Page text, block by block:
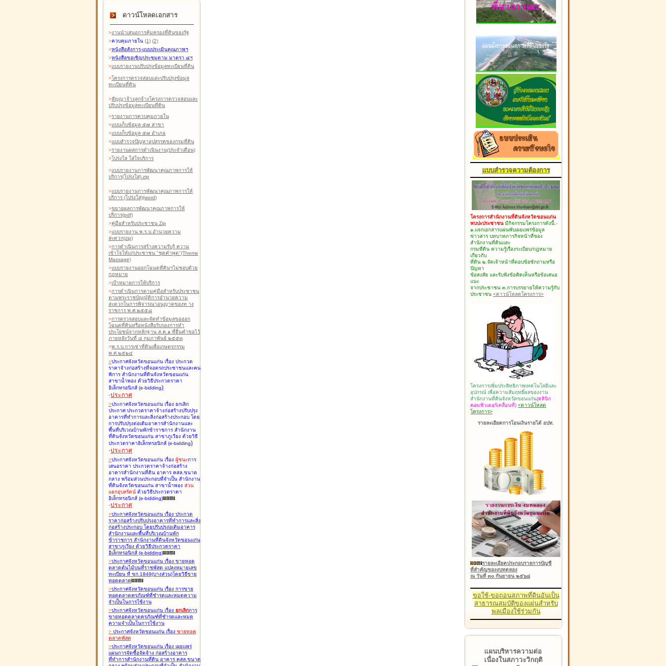
ดาวน์โหลดเอกสาร
>งานนำเสนอการคุ้มครองที่ดินของรัฐ
>ควบคุมภายใน (1) (2)
>หนังสือสังการ-แบบประเมินคุณภาพฯ
>หนังสือขอเชิญประชุมตาม มาตรา ๘ฯ
>แบบรายงานปรับปรุงข้อมูลทะเบียนที่ดิน
>โครงการตรวจสอบและปรับปรุงข้อมูล
ทะเบียนที่ดิน
>สัญญาจ้างลูกจ้างโครงการตรวจสอบและ
ปรับปรุงข้อมูลทะเบียนที่ดิน
>รายงานการควบคุมภายใน
>แบบเก็บข้อมูล ๕๗ สาขา
>แบบเก็บข้อมูล ๕๗ อำเภอ
>แบบสำรวจปัญหาอุปสรรคของกรมที่ดิน
>รายงานผลการดำเนินงาน(ประจำเดือน)
>โปร่งใส ใส่ใจบริการ
>แบบรายงานการพัฒนาคุณภาพการให้
บริการ(โปร่งใส).zip
>แบบรายงานการพัฒนาคุณภาพการให้
บริการ (โปร่งใส)(word)
>ขยายผลการพัฒนาคุณภาพการให้
บริการ(pdf)
>คู่มือสำหรับประชาชน Zip
>แบบรายงาน พ.ร.บ.อำนวยความ
สะดวก(zip)
>การดำเนินการสร้างความรับรู้ ความ
เข้าใจให้แก่ประชาชน "ชุดคำพูด"(Theme
Massage)
>แบบรายงานออกโฉนดที่ดินฯไม่ชอบด้วย
กฎหมาย
>เป้าหมายการให้บริการ
>การดำเนินการตามคู่มือสำหรับประชาชน
ตามพระราชบัญญัติการอำนวยความ
สะดวกในการพิจารณาอนุญาตของท าง
ราชการ พ.ศ.๒๕๕๘
>การตรวจสอบและจัดทำข้อมูลขอออก
โฉนดที่ดินหรือหนังสือรับรองการทำ
ประโยชน์จากหลักฐาน ส.ค.๑ ที่ยื่นคำขอไว้
ภายหลังวันที่ ๘ กุมภาพันธ์ ๒๕๕๓
>พ.ร.บ.การเช่าที่ดินเพื่อเกษตรกรรม
พ.ศ.๒๕๒๔
>ประกาศจังหวัดขอนแก่น เรื่อง ประกวด
ราคาจ้างก่อสร้างที่จอดรถประชาชนและคน
พิการ สำนักงานที่ดินจังหวัดขอนแก่น
สาขาน้ำพอง ด้วยวิธีประกวดราคา
อิเล็กทรอนิกส์ (e-bidding)
-ประกาศ
>ประกาศจังหวัดขอนแก่น เรื่อง ยกเลิก
ประกาศ ประกวดราคาจ้างก่อสร้างปรับปรุง
อาคารที่ทำการและสิ่งก่อสร้างประกอบ โดย
การปรับปรุงต่อเติมอาคารสำนักงานและ
พื้นที่บริเวณบ้านพักข้าราชการ สำนักงาน
ที่ดินจังหวัดขอนแก่น สาขาภูเวียง ด้วยวิธี
ประกวดราคาอิเล็กทรอนิกส์ (e-bidding)
-ประกาศ
>ประกาศจังหวัดขอนแก่น เรื่อง ผู้ชนะการ
เสนอราคา ประกวดราคาจ้างก่อสร้าง
อาคารสำนักงานที่ดิน อาคาร คสล.ขนาด
กลาง พร้อมส่วนประกอบที่จำเป็น สำนักงาน
ที่ดินจังหวัดขอนแก่น สาขาน้ำพอง ส่วน
แยกอุบลรัตน์ ด้วยวิธีประกวดราคา
อิเล็กทรอนิกส์ (e-bidding)
-ประกาศ
>ประกาศจังหวัดขอนแก่น เรื่อง ประกวด
ราคาก่อสร้างปรับปรุงอาคารที่ทำการและสิ่ง
ก่อสร้างประกอบ โดยปรับปรุง่อเติมอาคาร
สำนักงานและพื้นที่บริเวณบ้านพัก
ข้าราชการ สำนักงานที่ดินจังหวัดขอนแก่น
สาขาภูเวียง ด้วยวิธีประกวดราคา
อิเล็กทรอนิกส์ (e-bidding)
>ประกาศจังหวัดขอนแก่น เรื่อง ขายทอด
ตลาดต้นไม้บนที่ราชพัสดุ แปลงหมายเลข
ทะเบียน ที่ ขก.1849(บางส่วน)โดยวิธีขาย
ทอดตลาด
>ประกาศจังหวัดขอนแก่น เรื่อง การขาย
ทอดตลาดครุภัณฑ์ที่ชำรุดและหมดความ
จำเป็นในการใช้งาน
>ประกาศจังหวัดขอนแก่น เรื่อง ยกเลิกการ
ขายทอดตลาดครุภัณฑ์ที่ชำรุดและหมด
ความจำเป็นในการใช้งาน
> ประกาศจังหวัดขอนแก่น เรื่อง ขายทอด
ตลาดพัสดุ
>ประกาศจังหวัดขอนแก่น เรื่อง เผยแพร่
แผนการจัดซื้อจัดจ้าง ก่อสร้างอาคาร
ที่ทำการสำนักงานที่ดิน อาคาร คสล.ขนาด
แบบสำรวจความต้องการ
โครงการสำนักงานที่ดินจังหวัดขอนแก่น
พบปะประชาชน มีกิจกรรมโครงการดังนี้.-
๑.แจกเอกสารแผ่นพับเผยแพร่ข้อมูล
ข่าวสาร บทบาทภารกิจหน้าที่ของ
สำนักงานที่ดินและ
กรมที่ดิน ความรู้เรื่องระเบียบ/กฎหมาย
เกี่ยวกับ
ที่ดิน ๒.จัดเจ้าหน้าที่ตอบข้อซักถามหรือ
ปัญหา
ข้อสงสัย และรับฟังข้อคิดเห็นหรือข้อเสนอ
แนะ
จากประชาชน ๓.การบรรยายให้ความรู้กับ
ประชาชน <ดาวน์โหลดโครงการ>
โครงการเพิ่มประสิทธิภาพเทคโนโลยีและ
อุปกรณ์ เพื่อความสัมฤทธิ์ผลของงาน
สำนักงานที่ดินจังหวัดขอนแก่น(คลินิก
คอมพิวเตอร์เคลื่อนที่) <ดาวน์โหลด
โครงการ>
รายละเอียดการโอนเงินรายได้ อปท.
รายละเอียดประกอบรายการบัญชี
ที่สำคัญของงบทดลอง
ณ วันที่ ๓๐ กันยายน ๒๕๖๘
ขอใช้-ขอถอนสภาพที่ดินอันเป็น
สาธารณสมบัติของแผ่นสำหรับ
พลเมืองใช้ร่วมกัน
แผนบริหารความต่อ
เนื่องในสภาวะวิกฤติ